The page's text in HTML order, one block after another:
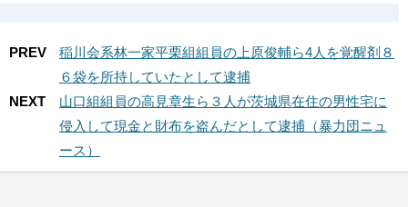
PREV
稲川会系林一家平栗組組員の上原俊輔ら4人を覚醒剤８
６袋を所持していたとして逮捕
NEXT
山口組組員の高見章生ら３人が茨城県在住の男性宅に
侵入して現金と財布を盗んだとして逮捕（暴力団ニュ
ース）